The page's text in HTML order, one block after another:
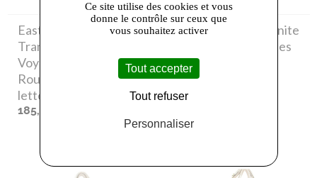
Eastpak
- Eastpak
Transit'r M Sac de
Voyage Souple à
Roulettes 2o0 ep
letters
185,00 €
Samsonite
- Samsonite
Proxis Valise 4 Roues
81cm Silver
479,00 €
Ce site utilise des cookies et vous
donne le contrôle sur ceux que
vous souhaitez activer
Tout accepter
Tout refuser
Personnaliser